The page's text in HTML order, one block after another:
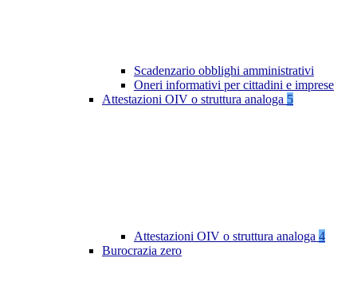
Scadenzario obblighi amministrativi
Oneri informativi per cittadini e imprese
Attestazioni OIV o struttura analoga 5
Attestazioni OIV o struttura analoga 4
Burocrazia zero